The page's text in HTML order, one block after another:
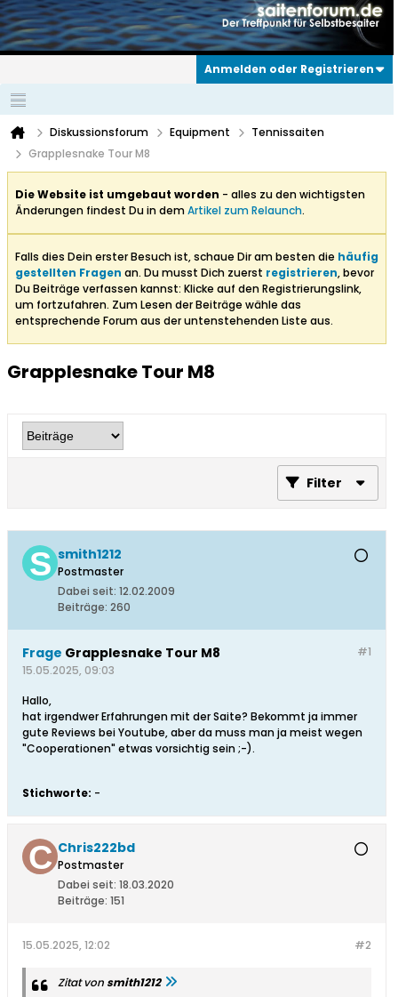
Anmelden oder Registrieren
Diskussionsforum Equipment
Tennissaiten
Grapplesnake Tour M8
Die Website ist umgebaut worden - alles zu den wichtigsten
Änderungen findest Du in demArtikel zum Relaunch.
Falls dies Dein erster Besuch ist, schaue Dir am besten die häufig
gestellten Fragen an. Du musst Dich zuerst registrieren, bevor
Du Beiträge verfassen kannst: Klicke auf den Registrierungslink,
um fortzufahren. Zum Lesen der Beiträge wähle das
entsprechende Forum aus der untenstehenden Liste aus.
Grapplesnake Tour M8
Filter
smith1212
Postmaster
Dabei seit: 12.02.2009
Beiträge: 260
#1
Frage Grapplesnake Tour M8
15.05.2025, 09:03
Hallo,
hat irgendwer Erfahrungen mit der Saite? Bekommt ja immer
gute Reviews bei Youtube, aber da muss man ja meist wegen
"Cooperationen" etwas vorsichtig sein ;-).
Stichworte: -
Chris222bd
Postmaster
Dabei seit: 18.03.2020
Beiträge: 151
#2
15.05.2025, 12:02
Zitat von smith1212